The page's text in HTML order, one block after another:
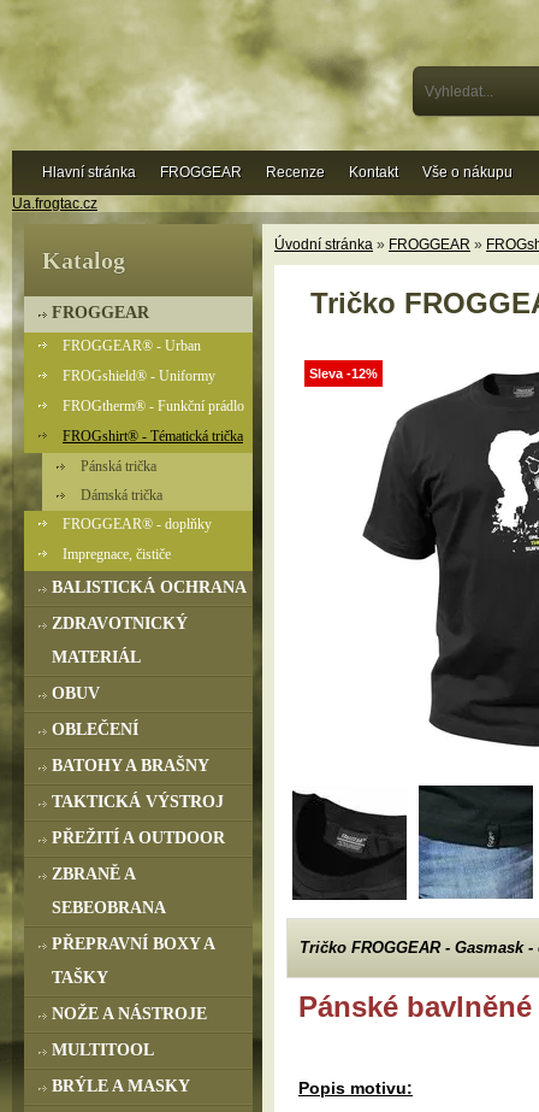
Ua.frogtac.cz
Úvodní stránka » FROGGEAR »
Tričko
Sleva -12%
Tričko FROGGEAR - Gasmask -
Pánské
Popis motivu:
Katalog
FROGGEAR
FROGGEAR® - Urban
FROGshield® - Uniformy
FROGtherm® - Funkční prádlo
FROGshirt® - Tématická trička
Pánská trička
Dámská trička
FROGGEAR® - doplňky
Impregnace, čističe
BALISTICKÁ OCHRANA
ZDRAVOTNICKÝ
MATERIÁL
OBUV
OBLEČENÍ
BATOHY A BRAŠNY
TAKTICKÁ VÝSTROJ
PŘEŽITÍ A OUTDOOR
ZBRANĚ A
SEBEOBRANA
PŘEPRAVNÍ BOXY A
TAŠKY
NOŽE A NÁSTROJE
MULTITOOL
BRÝLE A MASKY
Hlavní stránka FROGGEAR Recenze Kontakt Vše o nákupu